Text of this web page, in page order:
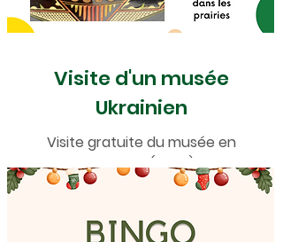
Visite d'un musée
Ukrainien
Visite gratuite du musée en
français (2024)